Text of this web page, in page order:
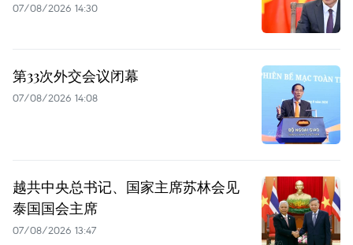
07/08/2026 14:30
第33次外交会议闭幕
07/08/2026 14:08
越共中央总书记、国家主席苏林会见
泰国国会主席
07/08/2026 13:47